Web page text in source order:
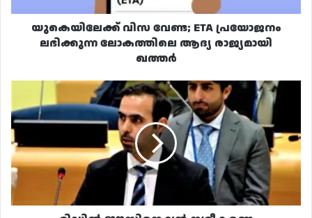
രാജ്യമായി
ഖത്തർയുകെയിലേക്ക് വിസ വേണ്ട; ETA പ്രയോജനം
ലഭിക്കുന്ന ലോകത്തിലെ ആദ്യ രാജ്യമായി
ഖത്തർ
മിഡിൽ
ഈസ്റ്റിനെ
വൻ
നശീകരണ
ആയുധരഹിത
മേഖലയാക്കാനുള്ള
പിന്തുണ
ആവർത്തിച്ച്
ഖത്തർ